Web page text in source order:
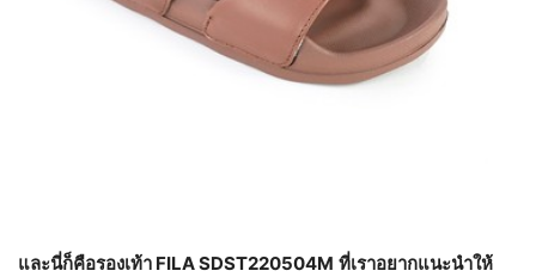
และนี่ก็คือรองเท้า FILA SDST220504M ที่เราอยากแนะนำให้